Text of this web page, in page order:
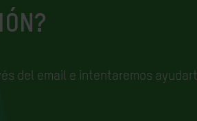
del email e intentaremos